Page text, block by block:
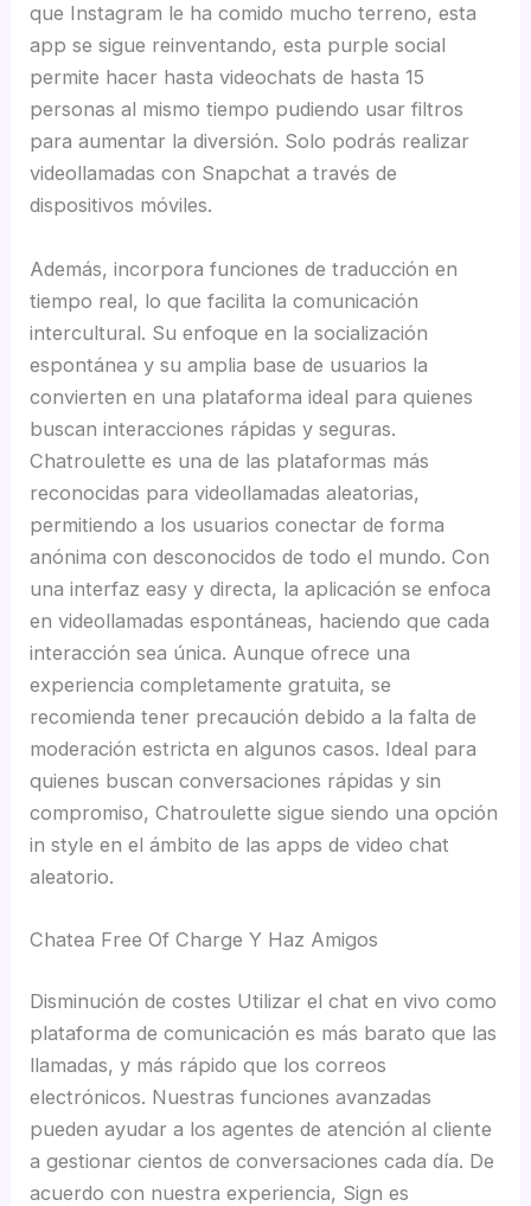
que Instagram le ha comido mucho terreno, esta
app se sigue reinventando, esta purple social
permite hacer hasta videochats de hasta 15
personas al mismo tiempo pudiendo usar filtros
para aumentar la diversión. Solo podrás realizar
videollamadas con Snapchat a través de
dispositivos móviles.
Además, incorpora funciones de traducción en
tiempo real, lo que facilita la comunicación
intercultural. Su enfoque en la socialización
espontánea y su amplia base de usuarios la
convierten en una plataforma ideal para quienes
buscan interacciones rápidas y seguras.
Chatroulette es una de las plataformas más
reconocidas para videollamadas aleatorias,
permitiendo a los usuarios conectar de forma
anónima con desconocidos de todo el mundo. Con
una interfaz easy y directa, la aplicación se enfoca
en videollamadas espontáneas, haciendo que cada
interacción sea única. Aunque ofrece una
experiencia completamente gratuita, se
recomienda tener precaución debido a la falta de
moderación estricta en algunos casos. Ideal para
quienes buscan conversaciones rápidas y sin
compromiso, Chatroulette sigue siendo una opción
in style en el ámbito de las apps de video chat
aleatorio.
Chatea Free Of Charge Y Haz Amigos
Disminución de costes Utilizar el chat en vivo como
plataforma de comunicación es más barato que las
llamadas, y más rápido que los correos
electrónicos. Nuestras funciones avanzadas
pueden ayudar a los agentes de atención al cliente
a gestionar cientos de conversaciones cada día. De
acuerdo con nuestra experiencia, Sign es